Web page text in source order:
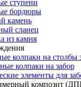
ступени
бордюры
камень
сланец
из камня
колпаки на столбы
колпаки на забор
элементы для
композит